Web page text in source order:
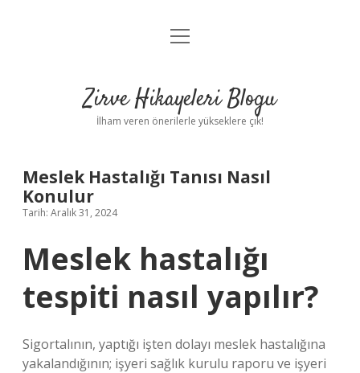
Anasayfa
Yasal Uyarı
menüyü
Zirve Hikayeleri Blogu
İlham veren önerilerle yükseklere çık!
Meslek Hastalığı Tanısı Nasıl
Konulur
Tarih: Aralık 31, 2024
Meslek hastalığı
tespiti nasıl yapılır?
Sigortalının, yaptığı işten dolayı meslek hastalığına
yakalandığının; işyeri sağlık kurulu raporu ve işyeri